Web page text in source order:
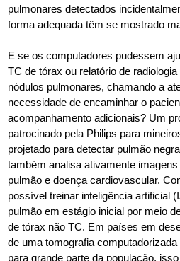
pulmonares detectados
forma adequada têm se mostrado
E se os computadores pudessem
TC de tórax ou relatório de
nódulos pulmonares, chamando a
necessidade de encaminhar o
acompanhamento adicionais? Um
patrocinado pela Philips para
projetado para detectar pulmão
também analisa ativamente
pulmão e doença cardiovascular.
possível treinar inteligência artificial
pulmão em estágio inicial por meio
de tórax não TC. Em países em
de uma tomografia
para grande parte da população,